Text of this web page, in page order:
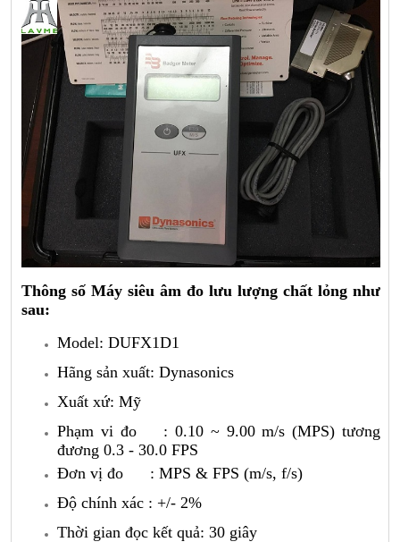
Thông số Máy siêu âm đo lưu lượng chất lỏng như
sau:
Model: DUFX1D1
Hãng sản xuất: Dynasonics
Xuất xứ: Mỹ
Phạm vi đo : 0.10 ~ 9.00 m/s (MPS) tương
đương 0.3 - 30.0 FPS
Đơn vị đo : MPS & FPS (m/s, f/s)
Độ chính xác : +/- 2%
Thời gian đọc kết quả: 30 giây